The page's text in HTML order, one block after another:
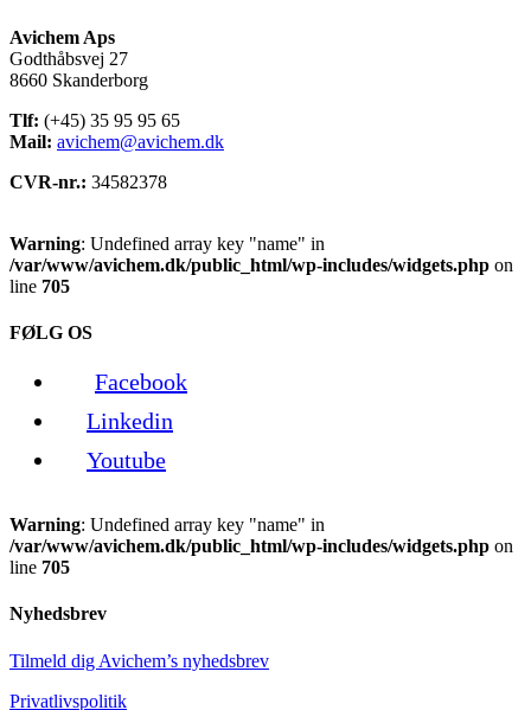
Avichem Aps
Godthåbsvej 27
8660 Skanderborg
Tlf: (+45) 35 95 95 65
Mail: avichem@avichem.dk
CVR-nr.: 34582378
Warning: Undefined array key "name" in
/var/www/avichem.dk/public_html/wp-includes/widgets.php on
line 705
FØLG OS
Facebook
Linkedin
Youtube
Warning: Undefined array key "name" in
/var/www/avichem.dk/public_html/wp-includes/widgets.php on
line 705
Nyhedsbrev
Tilmeld dig Avichem’s nyhedsbrev
Privatlivspolitik